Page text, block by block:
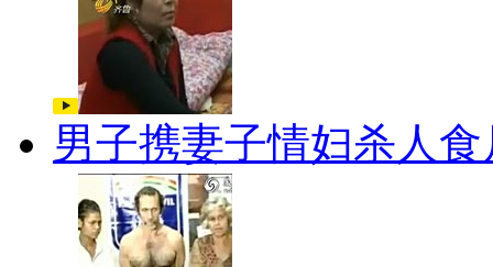
男子携妻子情妇杀人食